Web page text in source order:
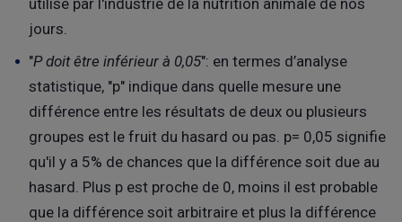
jours.
"P doit être inférieur à 0,05": en termes d’analyse
statistique, "p" indique dans quelle mesure une
différence entre les résultats de deux ou plusieurs
groupes est le fruit du hasard ou pas. p= 0,05 signifie
qu'il y a 5% de chances que la différence soit due au
hasard. Plus p est proche de 0, moins il est probable
que la différence soit arbitraire et plus la différence